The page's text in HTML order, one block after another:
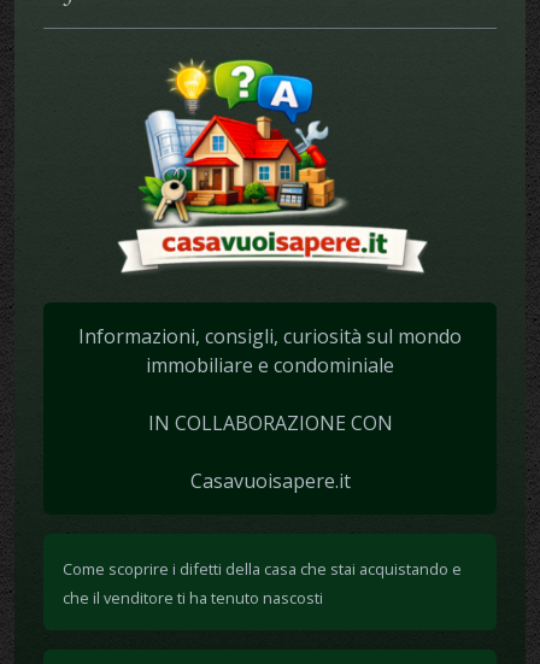
Informazioni, consigli, curiosità sul mondo
immobiliare e condominiale
IN COLLABORAZIONE CON
Casavuoisapere.it
Come scoprire i difetti della casa che stai acquistando e
che il venditore ti ha tenuto nascosti